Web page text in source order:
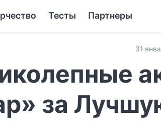
Тесты Партнеры
31
за